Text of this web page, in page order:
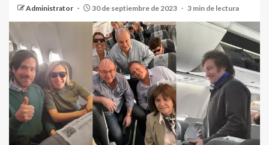
Administrator 30 de septiembre de 2023 3 min de lectura